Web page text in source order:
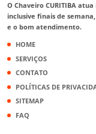
O Chaveiro CURITIBA
inclusive finais de
e o bom atendimento.
HOME
SERVIÇOS
CONTATO
POLÍTICAS DE
SITEMAP
FAQ